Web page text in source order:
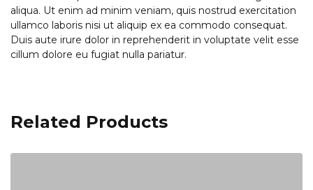
aliqua. Ut enim ad minim veniam, quis nostrud exercitation
ullamco laboris nisi ut aliquip ex ea commodo consequat.
Duis aute irure dolor in reprehenderit in voluptate velit esse
cillum dolore eu fugiat nulla pariatur.
Related Products